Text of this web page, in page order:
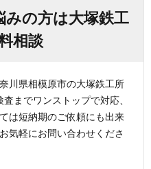
の方は大塚鉄工
相談
川県相模原市の大塚鉄工所
までワンストップで対応、
は短納期のご依頼にも出来
気軽にお問い合わせくださ